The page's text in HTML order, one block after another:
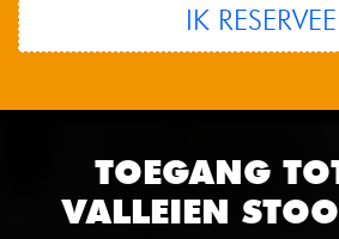
IK
TOEGANG
VALLEIEN